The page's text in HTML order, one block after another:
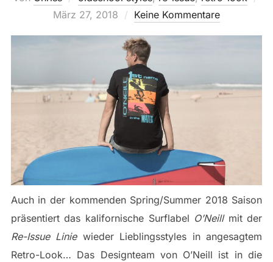
März 27, 2018 Keine Kommentare
Auch in der kommenden Spring/Summer 2018 Saison
präsentiert das kalifornische Surflabel O’Neill mit der
Re-Issue Liniewieder Lieblingsstyles in angesagtem
Retro-Look… Das Designteam von O’Neill ist in die